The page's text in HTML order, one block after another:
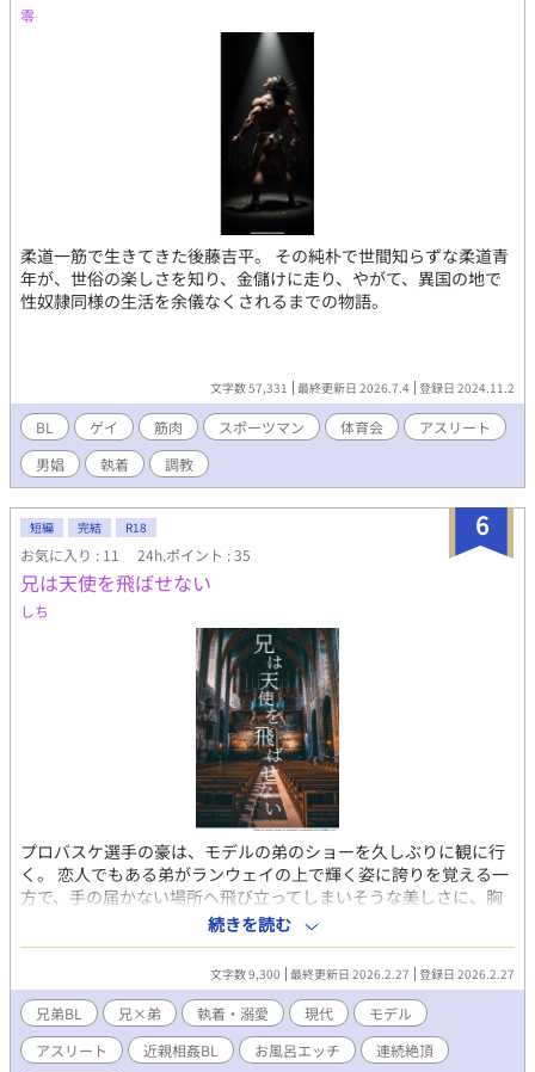
褌に法被一枚という、公道ギリギリの過激な格好で獲物を誘うシ
チュエーション。汗ばんだ肌の日焼け跡や、引き締まった筋肉の
躍動を楽しめます。 ​ ●こだわりのフェティシズム描写 「生脚」
「日焼け跡」「全身脱毛済みの小麦肌」に加え、本人がトラウマ
でありつつも、攻め手にとっては最高のご馳走となる「真性包
茎」など、マニアックなフェチ要素を極限まで詰め込みました。 ​
●圧倒的パワーの「兄貴分2人」による3P ガチムチ極太の将人＆
20cm超の長身スリ筋の健太。理想的な上位個体二人に口もアナル
も完全に支配され、大量の精子でパンパンに中出しされる背徳的
な３Ｐ！ ​ ●多幸感あふれる「ハッピー・セックス」 ただ激しい
だけでなく、拓磨が「兄ちゃん」と懐き、攻める側も彼を「最高
のちんぽ犬」と慈しむ、寂しがり屋が救われる多幸感満載のハッ
ピーエンドです。 ※完結済み 〜〜〜〜〜 【登場人物】 香坂 拓磨
属性: 明教大学1年 / 元陸上部 体格: 163cm、56kg。小柄ながら陸
尽くす。 将人 体格: 肩幅の広いバレーボールのような筋肉の
塊。極太巨根と圧倒的パワーを誇るドSなアニキ。 健太 体格:
20cmを超える「最長」の武器を持つ、スリムで美麗なスリ筋体
型。 役割: 包茎フェチ。拓磨のトラウマを極上の価値に変え、言
葉とテクニックで攻める知略型アニキ。
零
柔道一筋で生きてきた後藤吉平。 その純朴で世間知らずな柔道青
年が、世俗の楽しさを知り、金儲けに走り、やがて、異国の地で
性奴隷同様の生活を余儀なくされるまでの物語。
文字数 57,331 最終更新日 2026.7.4 登録日 2024.11.2
BL ゲイ 筋肉 スポーツマン 体育会
アスリート
男娼
執着 調教
6
短編 完結 R18
お気に入り : 11 24h.ポイント : 35
兄は天使を飛ばせない
しち
プロバスケ選手の豪は、モデルの弟のショーを久しぶりに観に行
く。 恋人でもある弟がランウェイの上で輝く姿に誇りを覚える一
方で、手の届かない場所へ飛び立ってしまいそうな美しさに、胸
の奥で焦燥が芽生える。 その夜、豪は入浴中の弟に手を伸ばしー
ー。 「ココ、キレイにしようね」 飛んで行きそうな弟の輝きに少
し弱気になる溺愛兄の、執着エロです。 ※やや強引な描写、攻め
による軽めの洗浄描写があります
続きを読む
文字数 9,300 最終更新日 2026.2.27 登録日 2026.2.27
兄弟BL 兄×弟 執着・溺愛 現代
モデル
アスリート
近親相姦BL お風呂エッチ
連続絶頂